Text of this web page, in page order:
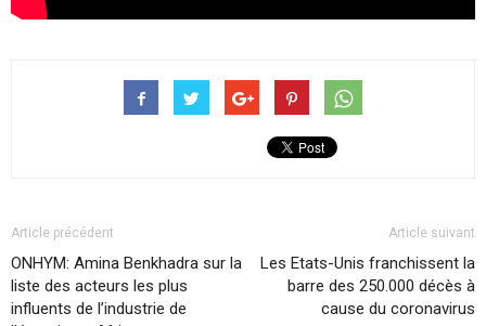
Article précédent
ONHYM: Amina Benkhadra sur la
liste des acteurs les plus
influents de l’industrie de
Article suivant
Les Etats-Unis franchissent la
barre des 250.000 décès à
cause du coronavirus